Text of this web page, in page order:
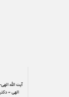
آیت الله
الهی –